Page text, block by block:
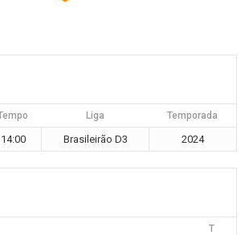
Liga Temporada
14:00 Brasileirão D3 2024
T